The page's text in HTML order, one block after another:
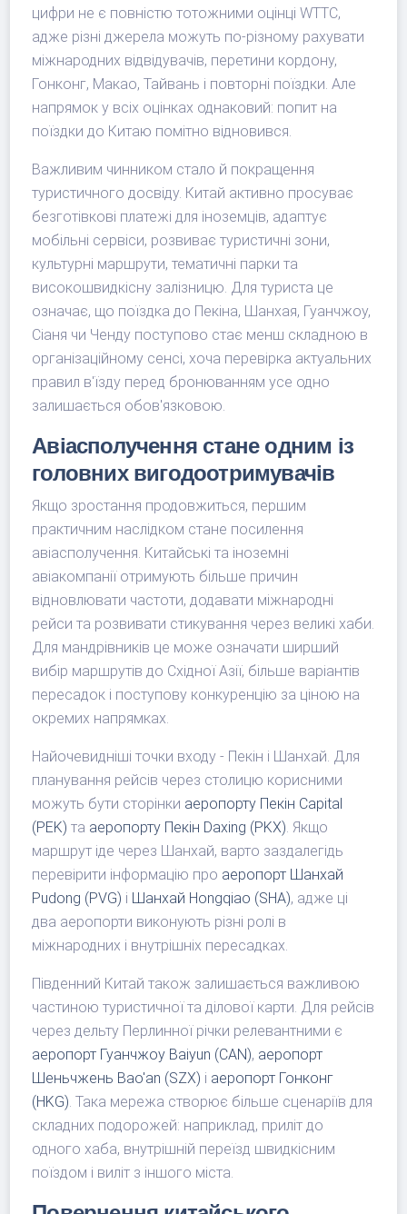
цифри не є повністю тотожними оцінці WTTC,
адже різні джерела можуть по-різному рахувати
міжнародних відвідувачів, перетини кордону,
Гонконг, Макао, Тайвань і повторні поїздки. Але
напрямок у всіх оцінках однаковий: попит на
поїздки до Китаю помітно відновився.
Важливим чинником стало й покращення
туристичного досвіду. Китай активно просуває
безготівкові платежі для іноземців, адаптує
мобільні сервіси, розвиває туристичні зони,
культурні маршрути, тематичні парки та
високошвидкісну залізницю. Для туриста це
означає, що поїздка до Пекіна, Шанхая, Гуанчжоу,
Сіаня чи Ченду поступово стає менш складною в
організаційному сенсі, хоча перевірка актуальних
правил в'їзду перед бронюванням усе одно
залишається обов'язковою.
Авіасполучення стане одним із
головних вигодоотримувачів
Якщо зростання продовжиться, першим
практичним наслідком стане посилення
авіасполучення. Китайські та іноземні
авіакомпанії отримують більше причин
відновлювати частоти, додавати міжнародні
рейси та розвивати стикування через великі хаби.
Для мандрівників це може означати ширший
вибір маршрутів до Східної Азії, більше варіантів
пересадок і поступову конкуренцію за ціною на
окремих напрямках.
Найочевидніші точки входу - Пекін і Шанхай. Для
планування рейсів через столицю корисними
можуть бути сторінки аеропорту Пекін Capital
(PEK) та аеропорту Пекін Daxing (PKX) . Якщо
маршрут іде через Шанхай, варто заздалегідь
перевірити інформацію про аеропорт Шанхай
Pudong (PVG) і Шанхай Hongqiao (SHA), адже ці
два аеропорти виконують різні ролі в
міжнародних і внутрішніх пересадках.
Південний Китай також залишається важливою
частиною туристичної та ділової карти. Для рейсів
через дельту Перлинної річки релевантними є
аеропорт Гуанчжоу Baiyun (CAN), аеропорт
Шеньчжень Bao'an (SZX) і аеропорт Гонконг
(HKG) . Така мережа створює більше сценаріїв для
складних подорожей: наприклад, приліт до
одного хаба, внутрішній переїзд швидкісним
поїздом і виліт з іншого міста.